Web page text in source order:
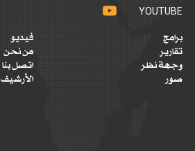
YOUTUBE
برامج
تقارير
وجهة نظر
صور
فيديو
من نحن
اتصل بنا
الأرشيف